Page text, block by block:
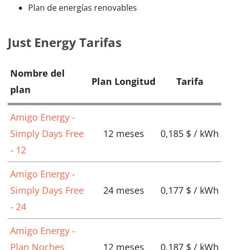
Plan de energías renovables
Just Energy Tarifas
Nombre del
plan
Plan Longitud Tarifa
Amigo Energy -
Simply Days Free
- 12
12 meses 0,185 $ / kWh
Amigo Energy -
Simply Days Free
- 24
24 meses 0,177 $ / kWh
Amigo Energy -
Plan Noches
12 meses 0,187 $ / kWh